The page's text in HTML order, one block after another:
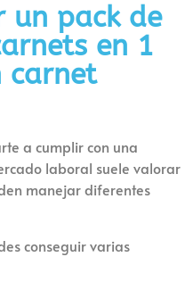
un pack de
en 1
carnet
a cumplir con una
laboral suele valorar
manejar diferentes
conseguir varias